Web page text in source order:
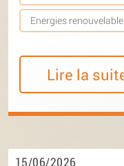
Energies
Lire la
15/06/2026